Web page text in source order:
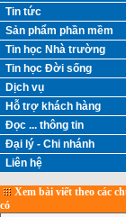
Tin tức
Sản phẩm phần mềm
Tin học Nhà
Tin học Đời sống
Dịch vụ
Hỗ trợ khách hàng
Đọc ... thông tin
Đại lý - Chi nhánh
Liên hệ
Xem bài viết theo các
có